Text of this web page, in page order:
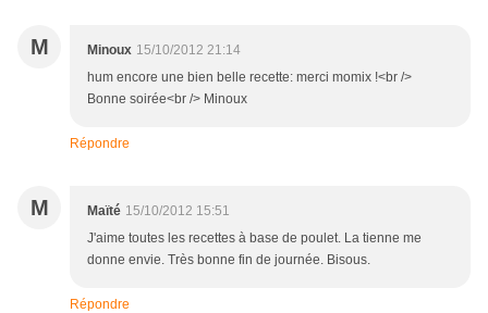
M Minoux 15/10/2012 21:14
hum encore une bien belle recette: merci momix !<br />
Bonne soirée<br /> Minoux
Répondre
M Maïté 15/10/2012 15:51
J'aime toutes les recettes à base de poulet. La tienne me
donne envie. Très bonne fin de journée. Bisous.
Répondre